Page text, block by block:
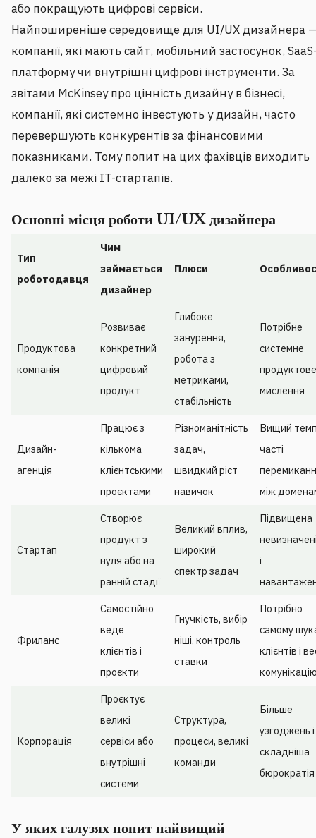
або покращують цифрові сервіси.
Найпоширеніше середовище для UI/UX дизайнера
компанії, які мають сайт, мобільний застосунок,
платформу чи внутрішні цифрові інструменти. За
звітами McKinsey про цінність дизайну в бізнесі,
компанії, які системно інвестують у дизайн, часто
перевершують конкурентів за фінансовими
показниками. Тому попит на цих фахівців виходить
далеко за межі IT-стартапів.
Основні місця роботи UI/UX дизайнера
Тип
роботодавця
Чим
займається
дизайнер
Плюси
Продуктова
компанія
Розвиває
конкретний
цифровий
продукт
Глибоке
занурення,
робота з
метриками,
стабільність
Потрібне
системне
продуктове
мислення
Дизайн-
агенція
Працює з
кількома
клієнтськими
проєктами
Різноманітність
задач,
швидкий ріст
навичок
Вищий
часті
між
Стартап
Створює
продукт з
нуля або на
ранній стадії
Великий вплив,
широкий
спектр задач
Підвищена
і
Фриланс
Самостійно
веде
клієнтів і
проєкти
Гнучкість, вибір
ніші, контроль
ставки
Потрібно
самому
клієнтів і
Корпорація
Проєктує
великі
сервіси або
внутрішні
системи
Структура,
процеси, великі
команди
Більше
узгоджень і
складніша
бюрократія
У яких галузях попит найвищий